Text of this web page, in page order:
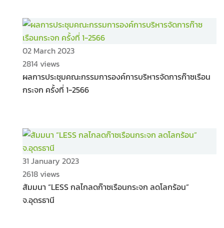
02 March 2023
2814 views
ผลการประชุมคณะกรรมการองค์การบริหารจัดการก๊าซเรือน
กระจก ครั้งที่ 1-2566
31 January 2023
2618 views
สัมมนา “LESS กลไกลดก๊าซเรือนกระจก ลดโลกร้อน”
จ.อุดรธานี